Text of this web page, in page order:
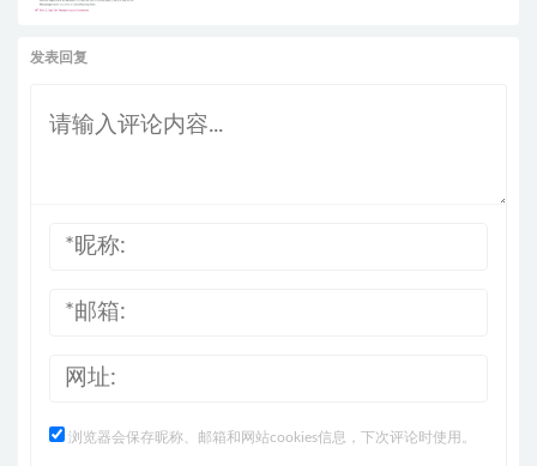
发表回复
浏览器会保存昵称、邮箱和网站cookies信息，下次评论时使用。